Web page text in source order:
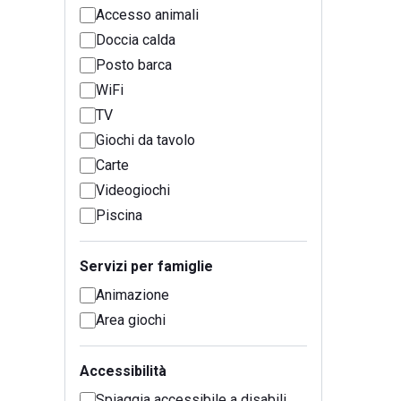
Accesso animali
Doccia calda
Posto barca
WiFi
TV
Giochi da tavolo
Carte
Videogiochi
Piscina
Servizi per famiglie
Animazione
Area giochi
Accessibilità